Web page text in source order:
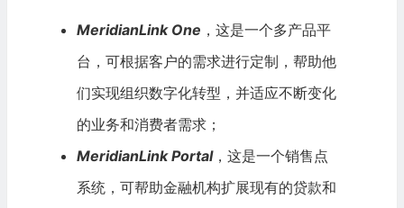
MeridianLink One ，这是一个多产品平
台，可根据客户的需求进行定制，帮助他
们实现组织数字化转型，并适应不断变化
的业务和消费者需求；
MeridianLink Portal，这是一个销售点
系统，可帮助金融机构扩展现有的贷款和